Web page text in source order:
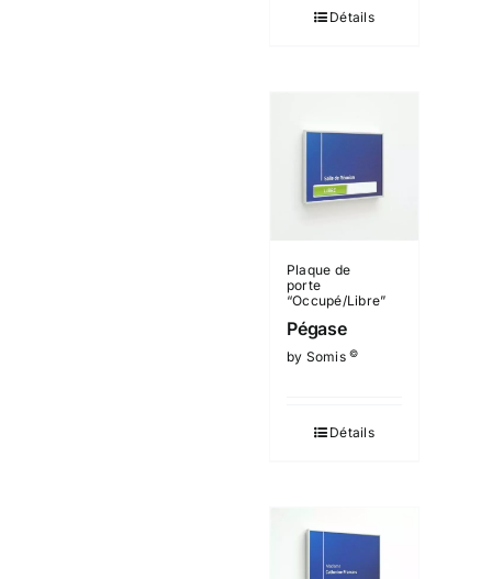
Détails
Plaque de
porte
“Occupé/Libre”
Pégase
by Somis©
Détails